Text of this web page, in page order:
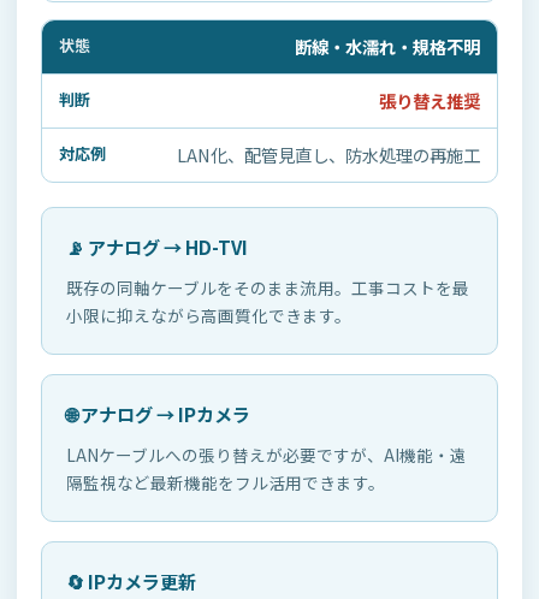
断線・水濡れ・規格不明
張り替え推奨
LAN化、配管見直し、防水処理の再施工
📡 アナログ → HD-TVI
既存の同軸ケーブルをそのまま流用。工事コストを最
小限に抑えながら高画質化できます。
🌐 アナログ → IPカメラ
LANケーブルへの張り替えが必要ですが、AI機能・遠
隔監視など最新機能をフル活用できます。
🔄 IPカメラ更新